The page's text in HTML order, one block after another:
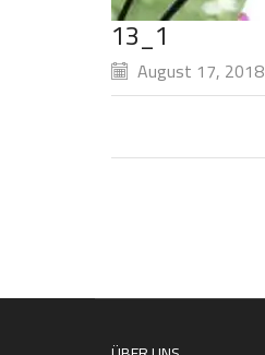
13_1
August 17, 2018